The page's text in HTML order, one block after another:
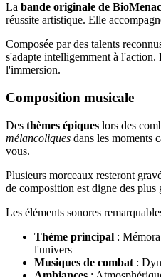
La bande originale de
réussite artistique. Elle
Composée par des talents
s'adapte intelligemment à
l'immersion.
Composition musicale
Des thèmes épiques lors des
mélancoliques dans les moments
vous.
Plusieurs morceaux resteront
de composition est digne des plus
Les éléments sonores
Thème principal :
l'univers
Musiques de combat :